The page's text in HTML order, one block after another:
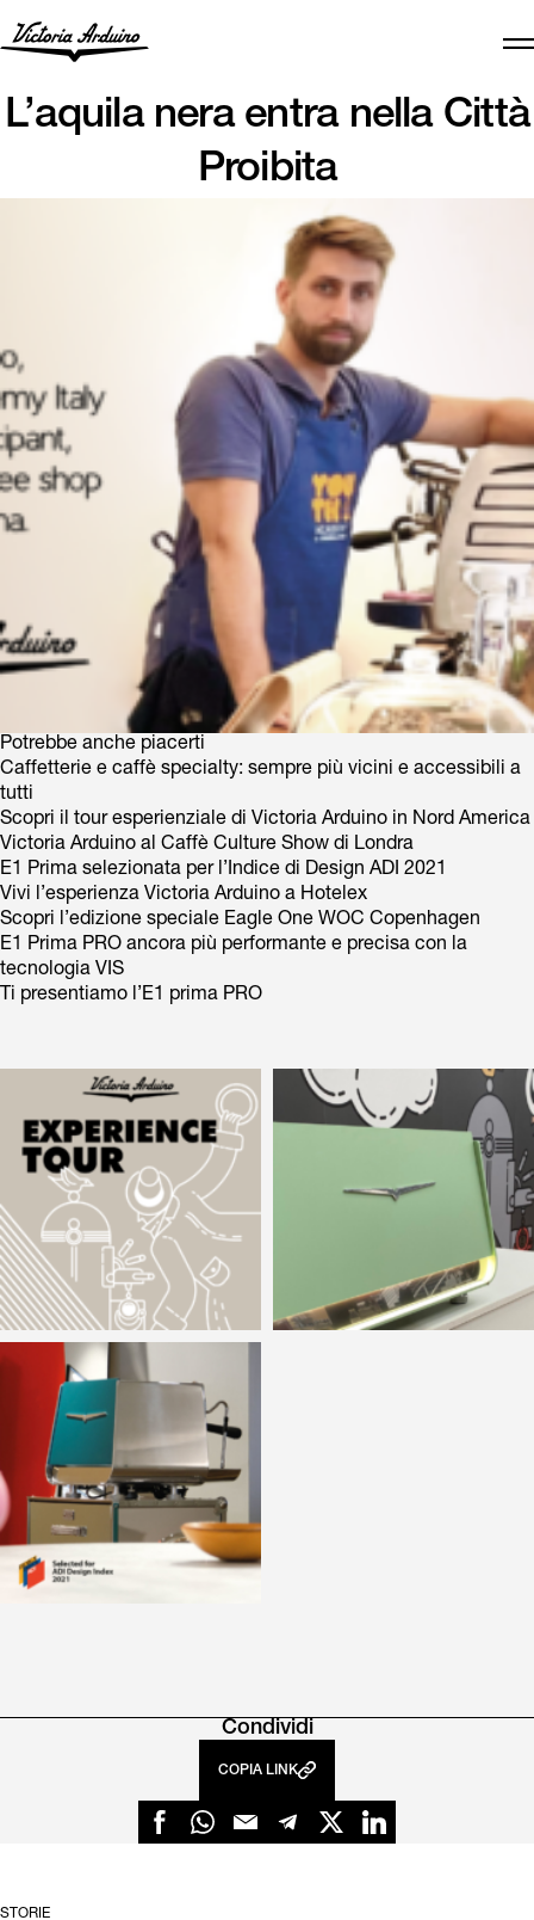
L’aquila nera entra nella Città
Proibita
Potrebbe anche piacerti
Caffetterie e caffè specialty: sempre più vicini e accessibili a
tutti
Scopri il tour esperienziale di Victoria Arduino in Nord America
Victoria Arduino al Caffè Culture Show di Londra
E1 Prima selezionata per l’Indice di Design ADI 2021
Vivi l’esperienza Victoria Arduino a Hotelex
Scopri l’edizione speciale Eagle One WOC Copenhagen
E1 Prima PRO ancora più performante e precisa con la
tecnologia VIS
Ti presentiamo l’E1 prima PRO
Condividi
COPIA LINK
STORIE